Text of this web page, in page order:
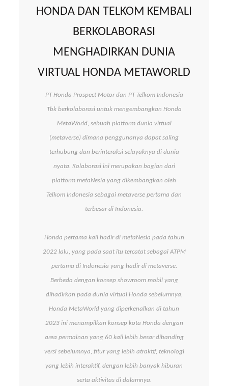
HONDA DAN TELKOM KEMBALI
BERKOLABORASI
MENGHADIRKAN DUNIA
VIRTUAL HONDA METAWORLD
PT Honda Prospect Motor dan PT Telkom Indonesia
Tbk berkolaborasi untuk mengembangkan Honda
MetaWorld, sebuah platform dunia virtual
(metaverse) dimana penggunanya dapat saling
terhubung dan berinteraksi selayaknya di dunia
nyata. Kolaborasi ini merupakan bagian dari
platform metaNesia yang dikembangkan oleh
Telkom Indonesia sebagai metaverse pertama dan
terbesar di Indonesia.
Honda pertama kali hadir di metaNesia pada tahun
2022 lalu, yang pada saat itu tercatat sebagai ATPM
pertama di Indonesia yang hadir di metaverse.
Berbeda dengan konsep showroom mobil yang
dihadirkan pada dunia virtual Honda sebelumnya,
Honda MetaWorld yang diperkenalkan di tahun
2023 ini menampilkan konsep kota Honda dengan
area permainan yang 60 kali lebih besar dibanding
versi sebelumnya, fitur yang lebih atraktif, teknologi
yang lebih interaktif, dengan lebih banyak hiburan
serta aktivitas di dalamnya.